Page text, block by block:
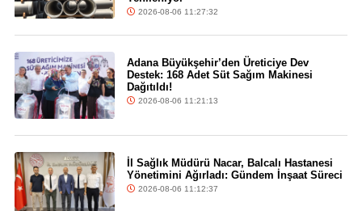
2026-08-06 11:27:32
Adana Büyükşehir’den Üreticiye Dev
Destek: 168 Adet Süt Sağım Makinesi
Dağıtıldı!
2026-08-06 11:21:13
İl Sağlık Müdürü Nacar, Balcalı Hastanesi
Yönetimini Ağırladı: Gündem İnşaat Süreci
2026-08-06 11:12:37